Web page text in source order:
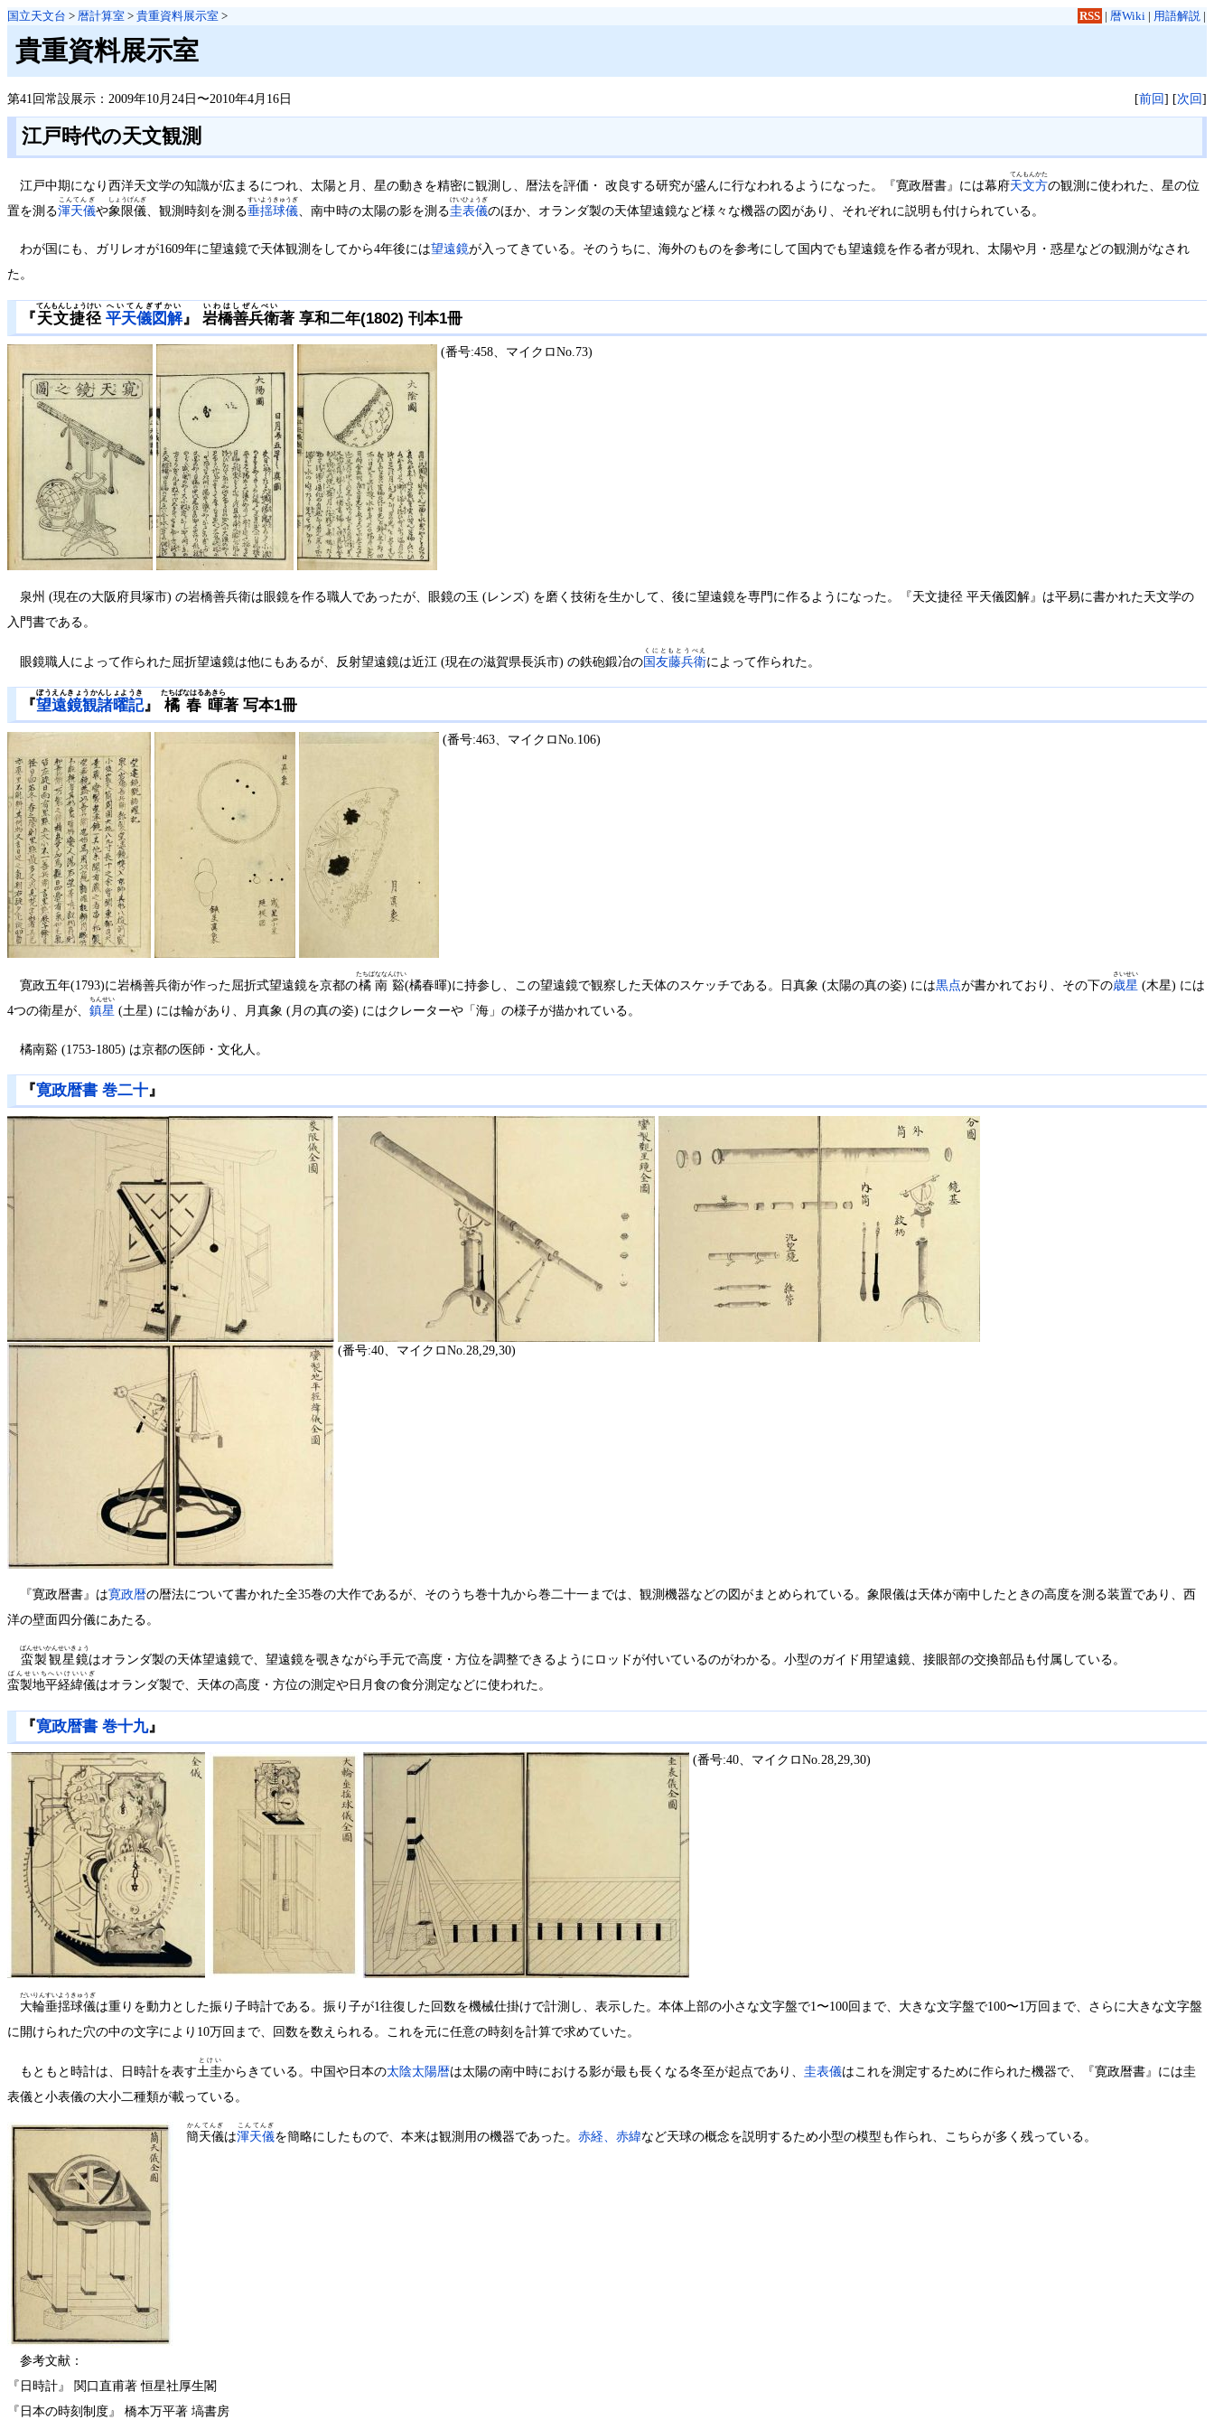
国立天文台 > 暦計算室 > 貴重資料展示室 > RSS | 暦Wiki| 用語解説|
貴重資料展示室
第41回常設展示：2009年10月24日〜2010年4月16日 [前回] [次回]
江戸時代の天文観測
江戸中期になり西洋天文学の知識が広まるにつれ、太陽と月、星の動きを精密に観測し、暦法を評価・ 改良する研究が盛んに行なわれるようになった。『寛政暦書』には幕府天文方
てんもんかた
の観測に使われた、星の位
置を測る渾天儀
こんてんぎ
や象限儀
しょうげんぎ
、観測時刻を測る垂揺球儀
すいようきゅうぎ
、南中時の太陽の影を測る圭表儀
けいひょうぎ
のほか、オランダ製の天体望遠鏡など様々な機器の図があり、それぞれに説明も付けられている。
わが国にも、ガリレオが1609年に望遠鏡で天体観測をしてから4年後には望遠鏡が入ってきている。そのうちに、海外のものを参考にして国内でも望遠鏡を作る者が現れ、太陽や月・惑星などの観測がなされ
た。
『天文捷径
てんもんしょうけい
平天儀図解
へいてんぎずかい
』岩橋善兵衛
いわはしぜんべい
著 享和二年(1802) 刊本1冊
(番号:458、マイクロNo.73)
泉州 (現在の大阪府貝塚市) の岩橋善兵衛は眼鏡を作る職人であったが、眼鏡の玉 (レンズ) を磨く技術を生かして、後に望遠鏡を専門に作るようになった。『天文捷径 平天儀図解』は平易に書かれた天文学の
入門書である。
眼鏡職人によって作られた屈折望遠鏡は他にもあるが、反射望遠鏡は近江 (現在の滋賀県長浜市) の鉄砲鍛冶の国友藤兵衛
くにともとうべえ
によって作られた。
『望遠鏡観諸曜記
ぼうえんきょうかんしょようき
』 橘春暉
たちばなはるあきら
著 写本1冊
(番号:463、マイクロNo.106)
寛政五年(1793)に岩橋善兵衛が作った屈折式望遠鏡を京都の橘南谿
たちばななんけい
(橘春暉)に持参し、この望遠鏡で観察した天体のスケッチである。日真象 (太陽の真の姿) には黒点が書かれており、その下の歳星
さいせい
(木星) には
4つの衛星が、 鎮星
ちんせい
(土星) には輪があり、月真象 (月の真の姿) にはクレーターや「海」の様子が描かれている。
橘南谿 (1753-1805) は京都の医師・文化人。
『寛政暦書 巻二十』
(番号:40、マイクロNo.28,29,30)
『寛政暦書』は寛政暦の暦法について書かれた全35巻の大作であるが、そのうち巻十九から巻二十一までは、観測機器などの図がまとめられている。象限儀は天体が南中したときの高度を測る装置であり、西
洋の壁面四分儀にあたる。
蛮製観星鏡
ばんせいかんせいきょう
はオランダ製の天体望遠鏡で、望遠鏡を覗きながら手元で高度・方位を調整できるようにロッドが付いているのがわかる。小型のガイド用望遠鏡、接眼部の交換部品も付属している。
蛮製地平経緯儀
ばんせいちへいけいいぎ
はオランダ製で、天体の高度・方位の測定や日月食の食分測定などに使われた。
『寛政暦書 巻十九』
(番号:40、マイクロNo.28,29,30)
大輪垂揺球儀
だいりんすいようきゅうぎ
は重りを動力とした振り子時計である。振り子が1往復した回数を機械仕掛けで計測し、表示した。本体上部の小さな文字盤で1〜100回まで、大きな文字盤で100〜1万回まで、さらに大きな文字盤
に開けられた穴の中の文字により10万回まで、回数を数えられる。これを元に任意の時刻を計算で求めていた。
もともと時計は、日時計を表す土圭
とけい
からきている。中国や日本の太陰太陽暦は太陽の南中時における影が最も長くなる冬至が起点であり、圭表儀はこれを測定するために作られた機器で、『寛政暦書』には圭
表儀と小表儀の大小二種類が載っている。
簡天儀
かんてんぎ
は渾天儀
こんてんぎ
を簡略にしたもので、本来は観測用の機器であった。赤経、赤緯など天球の概念を説明するため小型の模型も作られ、こちらが多く残っている。
参考文献：
『日時計』 関口直甫著 恒星社厚生閣
『日本の時刻制度』 橋本万平著 塙書房